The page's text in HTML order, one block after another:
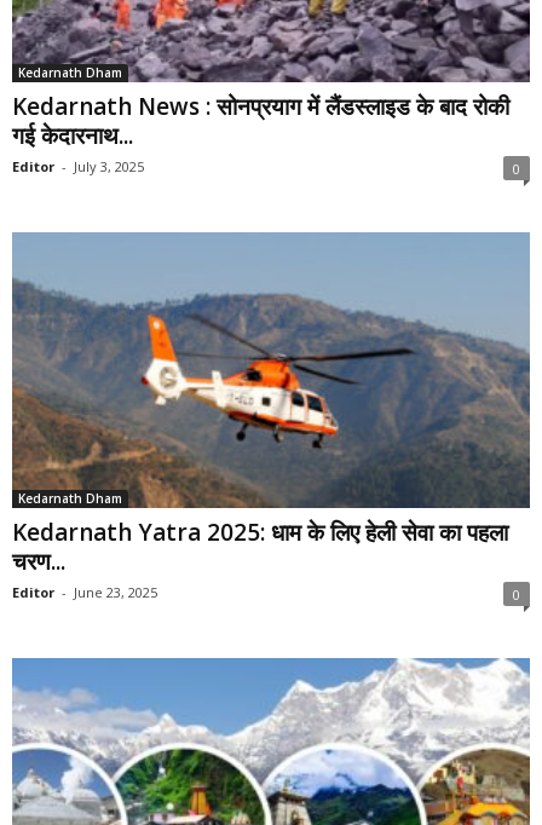
Kedarnath Dham
Kedarnath News : सोनप्रयाग में लैंडस्‍लाइड के बाद रोकी
गई केदारनाथ...
Editor - July 3, 2025 0
Kedarnath Dham
Kedarnath Yatra 2025: धाम के लिए हेली सेवा का पहला
चरण...
Editor - June 23, 2025 0